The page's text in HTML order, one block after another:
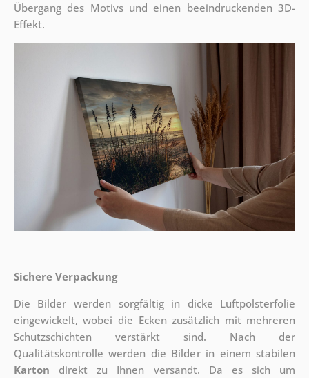
Übergang des Motivs und einen beeindruckenden 3D-
Effekt.
Sichere Verpackung
Die Bilder werden sorgfältig in dicke Luftpolsterfolie
eingewickelt, wobei die Ecken zusätzlich mit mehreren
Schutzschichten verstärkt sind. Nach der
Qualitätskontrolle werden die Bilder in einem stabilen
Karton direkt zu Ihnen versandt. Da es sich um